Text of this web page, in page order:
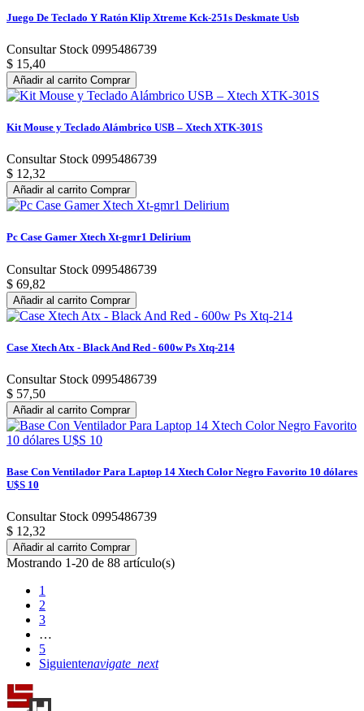
Juego De Teclado Y Ratón Klip Xtreme Kck-251s Deskmate Usb
Consultar Stock 0995486739
$ 15,40
Añadir al carrito Comprar
Kit Mouse y Teclado Alámbrico USB – Xtech XTK-301S
Consultar Stock 0995486739
$ 12,32
Añadir al carrito Comprar
Pc Case Gamer Xtech Xt-gmr1 Delirium
Consultar Stock 0995486739
$ 69,82
Añadir al carrito Comprar
Case Xtech Atx - Black And Red - 600w Ps Xtq-214
Consultar Stock 0995486739
$ 57,50
Añadir al carrito Comprar
Base Con Ventilador Para Laptop 14 Xtech Color Negro Favorito 10 dólares
U$S 10
Consultar Stock 0995486739
$ 12,32
Añadir al carrito Comprar
Mostrando 1-20 de 88 artículo(s)
1
2
3
…
5
Siguientenavigate_next